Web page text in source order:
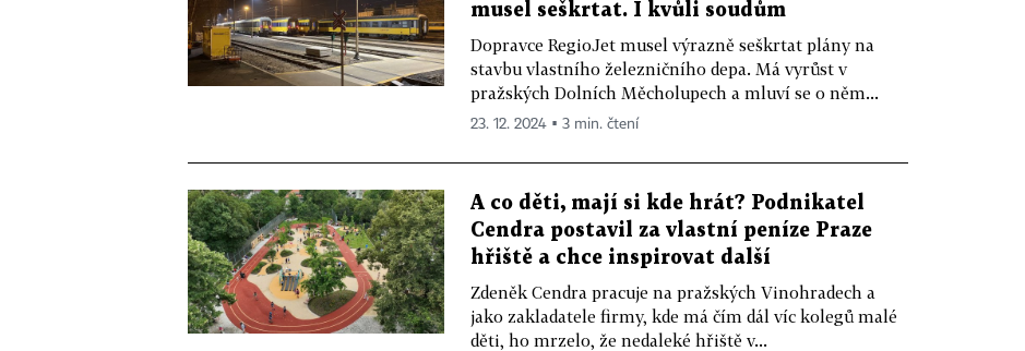
musel seškrtat. I kvůli soudům
Dopravce RegioJet musel výrazně seškrtat plány na
stavbu vlastního železničního depa. Má vyrůst v
pražských Dolních Měcholupech a mluví se o něm...
23. 12. 2024 ▪ 3 min. čtení
A co děti, mají si kde hrát? Podnikatel
Cendra postavil za vlastní peníze Praze
hřiště a chce inspirovat další
Zdeněk Cendra pracuje na pražských Vinohradech a
jako zakladatele firmy, kde má čím dál víc kolegů malé
děti, ho mrzelo, že nedaleké hřiště v...